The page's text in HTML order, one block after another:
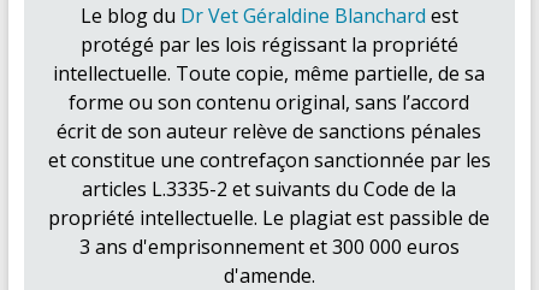
Le blog du Dr Vet Géraldine Blanchard est
protégé par les lois régissant la propriété
intellectuelle. Toute copie, même partielle, de sa
forme ou son contenu original, sans l’accord
écrit de son auteur relève de sanctions pénales
et constitue une contrefaçon sanctionnée par les
articles L.3335-2 et suivants du Code de la
propriété intellectuelle. Le plagiat est passible de
3 ans d'emprisonnement et 300 000 euros
d'amende.